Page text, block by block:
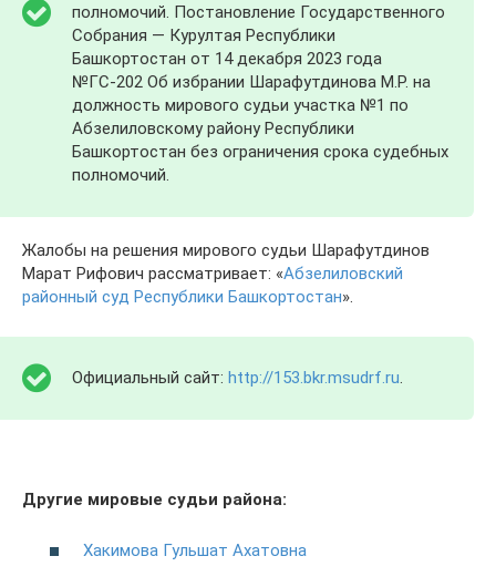
полномочий. Постановление Государственного
Собрания — Курултая Республики
Башкортостан от 14 декабря 2023 года
№ГС-202 Об избрании Шарафутдинова М.Р. на
должность мирового судьи участка №1 по
Абзелиловскому району Республики
Башкортостан без ограничения срока судебных
полномочий.
Жалобы на решения мирового судьи Шарафутдинов
Марат Рифович рассматривает: «Абзелиловский
районный суд Республики Башкортостан».
Официальный сайт: http://153.bkr.msudrf.ru
Другие мировые судьи района:
Хакимова Гульшат Ахатовна